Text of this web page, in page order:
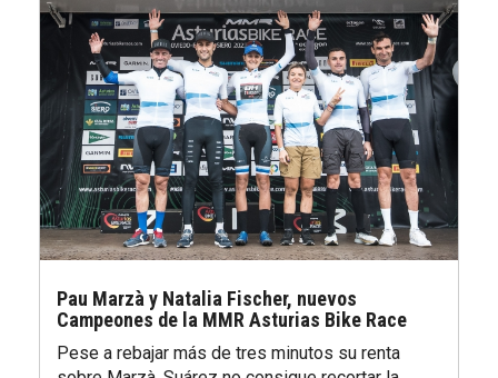
Pau Marzà y Natalia Fischer, nuevos
Campeones de la MMR Asturias Bike Race
Pese a rebajar más de tres minutos su renta